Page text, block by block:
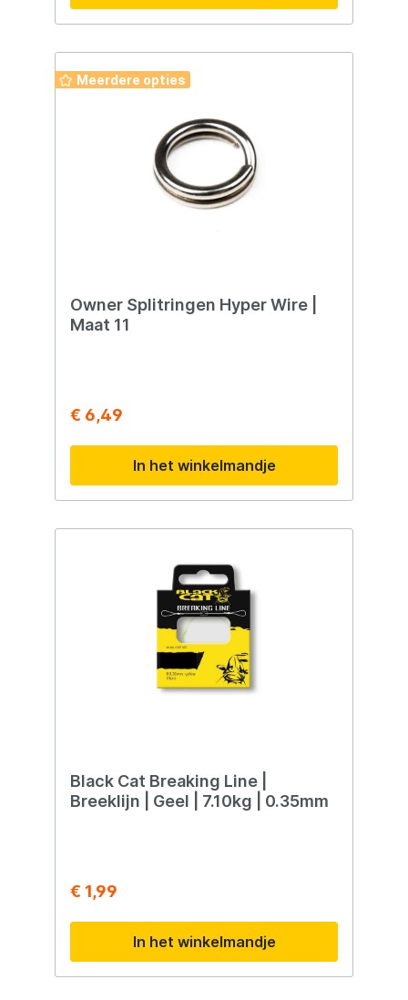
Meerdere opties
Owner Splitringen Hyper Wire |
Maat 11
€ 6,49
In het winkelmandje
Black Cat Breaking Line |
Breeklijn | Geel | 7.10kg | 0.35mm
€ 1,99
In het winkelmandje